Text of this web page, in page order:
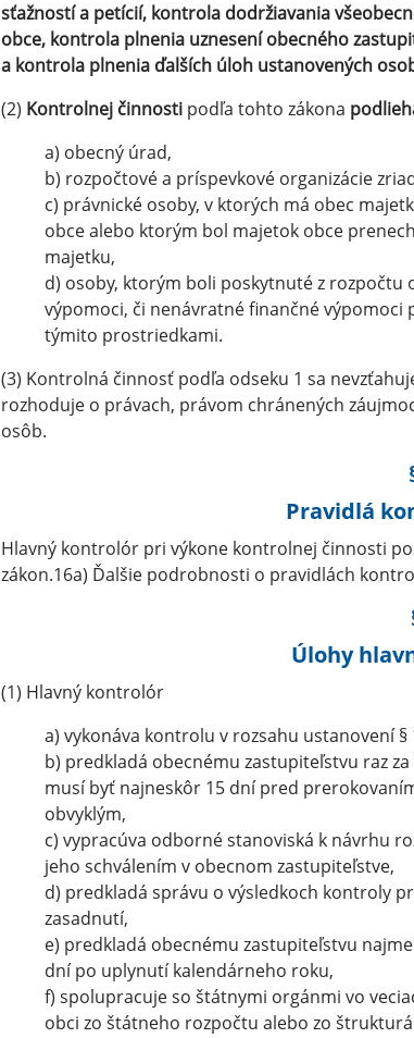
sťažností a petícií, kontrola dodržiavania
obce, kontrola plnenia uznesení obecného
a kontrola plnenia ďalších úloh ustanovených
(2) Kontrolnej činnosti podľa tohto zákona
a) obecný úrad,
b) rozpočtové a príspevkové organizácie
c) právnické osoby, v ktorých má obec
obce alebo ktorým bol majetok obce
majetku,
d) osoby, ktorým boli poskytnuté z
výpomoci, či nenávratné finančné
týmito prostriedkami.
(3) Kontrolná činnosť podľa odseku 1 sa
rozhoduje o právach, právom chránených
osôb.
Pravidlá
Hlavný kontrolór pri výkone kontrolnej činnosti
zákon.16a) Ďalšie podrobnosti o pravidlách
Úlohy
(1) Hlavný kontrolór
a) vykonáva kontrolu v rozsahu ustanovení §
b) predkladá obecnému zastupiteľstvu raz
musí byť najneskôr 15 dní pred
obvyklým,
c) vypracúva odborné stanoviská k návrhu
jeho schválením v obecnom zastupiteľstve,
d) predkladá správu o výsledkoch kontroly
zasadnutí,
e) predkladá obecnému zastupiteľstvu
dní po uplynutí kalendárneho roku,
f) spolupracuje so štátnymi orgánmi vo
obci zo štátneho rozpočtu alebo zo